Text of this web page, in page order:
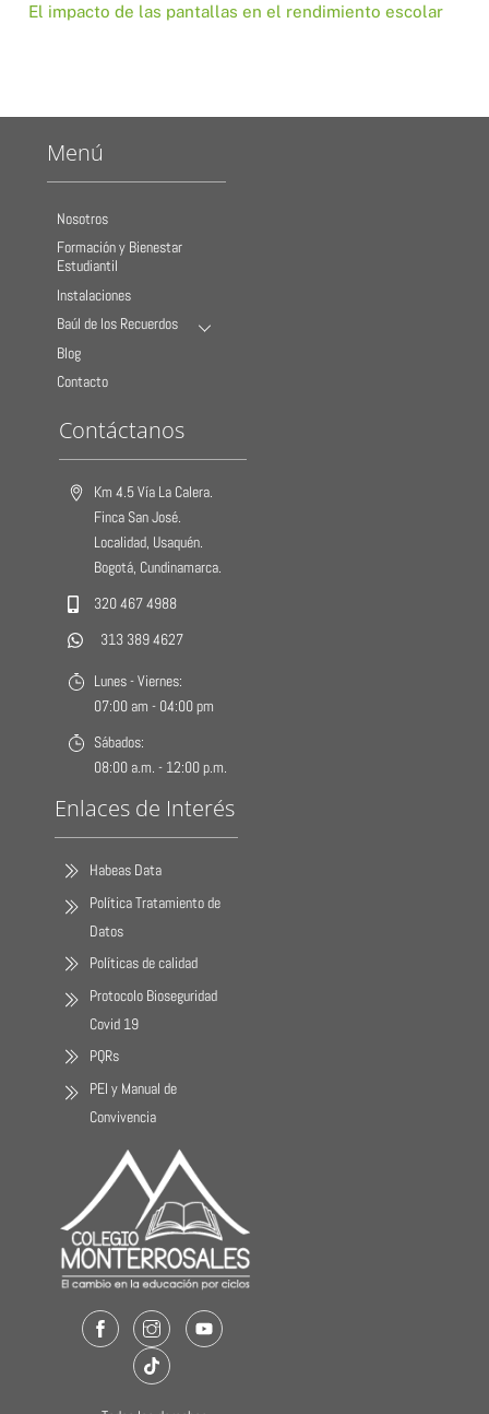
El impacto de las pantallas en el rendimiento escolar
Menú
Nosotros
Formación y Bienestar
Estudiantil
Instalaciones
Baúl de los Recuerdos
Blog
Contacto
Contáctanos
Km 4.5 Vía La Calera.
Finca San José.
Localidad, Usaquén.
Bogotá, Cundinamarca.
320 467 4988
313 389 4627
Lunes - Viernes:
07:00 am - 04:00 pm
Sábados:
08:00 a.m. - 12:00 p.m.
Enlaces de Interés
Habeas Data
Política Tratamiento de
Datos
Políticas de calidad
Protocolo Bioseguridad
Covid 19
PQRs
PEI y Manual de
Convivencia
FacebookInstagramYoutube
TikTok